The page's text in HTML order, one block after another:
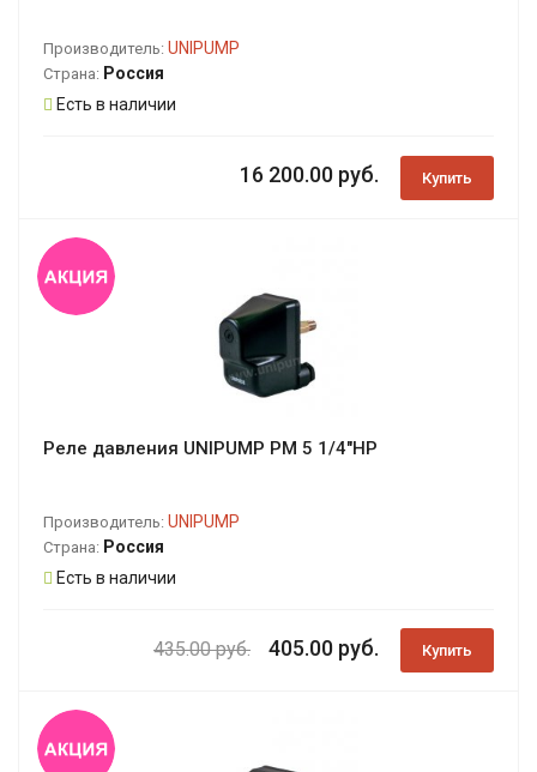
Производитель: UNIPUMP
Страна: Россия
Есть в наличии
16 200.00 руб. Купить
Реле давления UNIPUMP PM 5 1/4"НР
Производитель: UNIPUMP
Страна: Россия
Есть в наличии
435.00 руб. 405.00 руб. Купить